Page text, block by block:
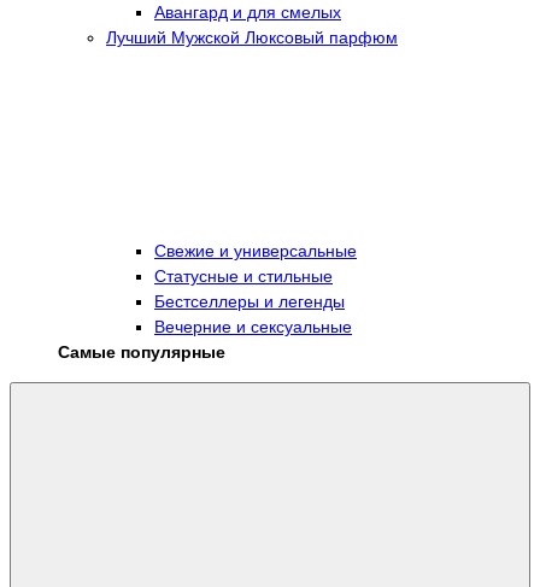
Авангард и для смелых
Лучший Мужской Люксовый парфюм
Свежие и универсальные
Статусные и стильные
Бестселлеры и легенды
Вечерние и сексуальные
Самые популярные